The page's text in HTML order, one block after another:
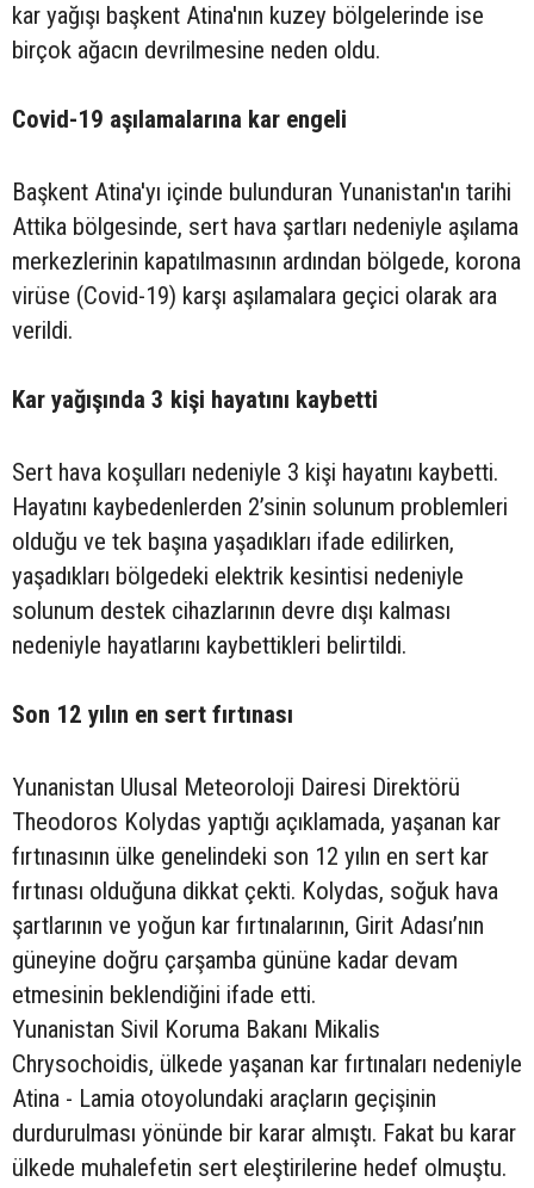
kar yağışı başkent Atina'nın kuzey bölgelerinde ise
birçok ağacın devrilmesine neden oldu.
Covid-19 aşılamalarına kar engeli
Başkent Atina'yı içinde bulunduran Yunanistan'ın tarihi
Attika bölgesinde, sert hava şartları nedeniyle aşılama
merkezlerinin kapatılmasının ardından bölgede, korona
virüse (Covid-19) karşı aşılamalara geçici olarak ara
verildi.
Kar yağışında 3 kişi hayatını kaybetti
Sert hava koşulları nedeniyle 3 kişi hayatını kaybetti.
Hayatını kaybedenlerden 2’sinin solunum problemleri
olduğu ve tek başına yaşadıkları ifade edilirken,
yaşadıkları bölgedeki elektrik kesintisi nedeniyle
solunum destek cihazlarının devre dışı kalması
nedeniyle hayatlarını kaybettikleri belirtildi.
Son 12 yılın en sert fırtınası
Yunanistan Ulusal Meteoroloji Dairesi Direktörü
Theodoros Kolydas yaptığı açıklamada, yaşanan kar
fırtınasının ülke genelindeki son 12 yılın en sert kar
fırtınası olduğuna dikkat çekti. Kolydas, soğuk hava
şartlarının ve yoğun kar fırtınalarının, Girit Adası’nın
güneyine doğru çarşamba gününe kadar devam
etmesinin beklendiğini ifade etti.
Yunanistan Sivil Koruma Bakanı Mikalis
Chrysochoidis, ülkede yaşanan kar fırtınaları nedeniyle
Atina - Lamia otoyolundaki araçların geçişinin
durdurulması yönünde bir karar almıştı. Fakat bu karar
ülkede muhalefetin sert eleştirilerine hedef olmuştu.